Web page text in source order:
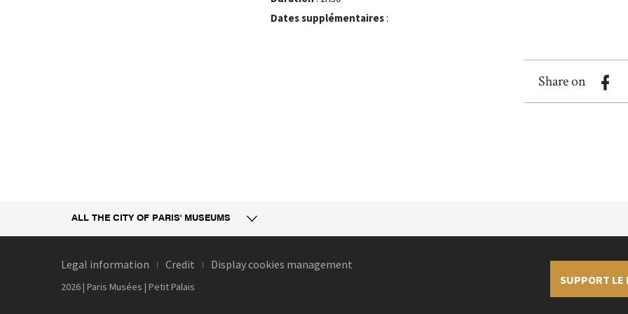
Dates supplémentaires :
Share on
ALL THE CITY OF PARIS' MUSEUMS
SUPPORT LE
Legal information Credit Display cookies management
2026 | Paris Musées | Petit Palais